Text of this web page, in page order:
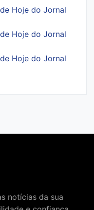
Hoje do Jornal
Hoje do Jornal
Hoje do Jornal
notícias da sua